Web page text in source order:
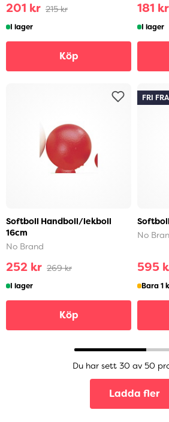
201 kr 215 kr
I lager
Köp
181 kr
I lager
Softboll Handboll/lekboll
16cm
No Brand
252 kr 269 kr
I lager
Köp
No
595
FRI
Bara 1
Du har sett 30 av 50
Ladda fler